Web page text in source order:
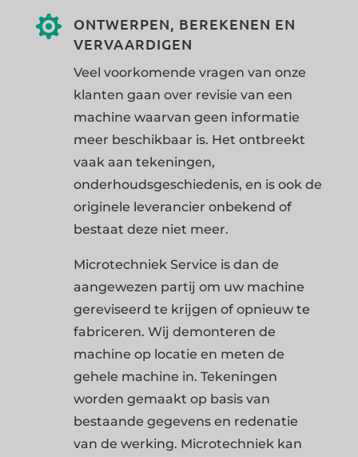

ONTWERPEN, BEREKENEN EN
VERVAARDIGEN
Veel voorkomende vragen van onze
klanten gaan over revisie van een
machine waarvan geen informatie
meer beschikbaar is. Het ontbreekt
vaak aan tekeningen,
onderhoudsgeschiedenis, en is ook de
originele leverancier onbekend of
bestaat deze niet meer.
Microtechniek Service is dan de
aangewezen partij om uw machine
gereviseerd te krijgen of opnieuw te
fabriceren. Wij demonteren de
machine op locatie en meten de
gehele machine in. Tekeningen
worden gemaakt op basis van
bestaande gegevens en redenatie
van de werking. Microtechniek kan